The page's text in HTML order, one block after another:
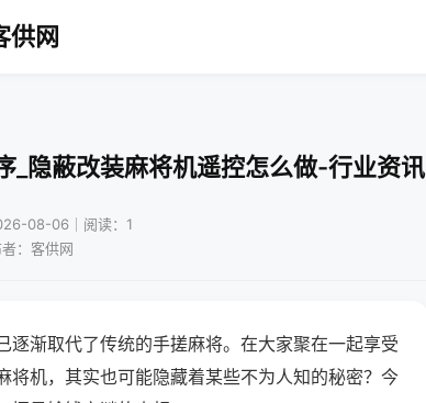
供网
_隐蔽改装麻将机遥控怎么做-行业资讯
08-06｜阅读：1
：客供网
渐取代了传统的手搓麻将。在大家聚在一起享受
机，其实也可能隐藏着某些不为人知的秘密？今